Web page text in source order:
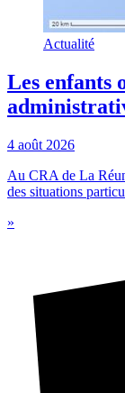
Actualité
Les enfants
4 août 2026
Au CRA de La
des situations
»